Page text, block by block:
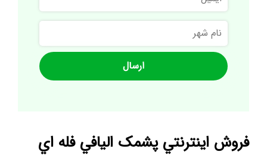
نام
شهر
فروش اينترنتي پشمک اليافي فله اي